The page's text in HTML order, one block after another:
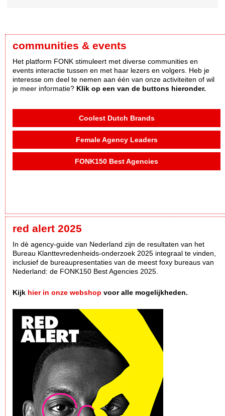
communities & events
Het platform FONK stimuleert met diverse communities en
events interactie tussen en met haar lezers en volgers. Heb je
interesse om deel te nemen aan één van onze activiteiten of wil
je meer informatie? Klik op een van de buttons hieronder.
Coolest Dutch Brands
Female Agency Leaders
FONK150 Best Agencies
red alert 2025
In dè agency-guide van Nederland zijn de resultaten van het
Bureau Klanttevredenheids-onderzoek 2025 integraal te vinden,
inclusief de bureaupresentaties van de meest foxy bureaus van
Nederland: de FONK150 Best Agencies 2025.
Kijk hier in onze webshop voor alle mogelijkheden.